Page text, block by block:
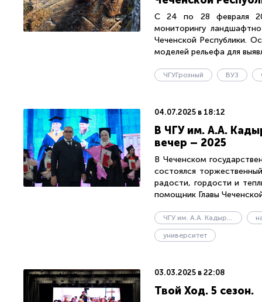
С 24 по 28 февраля
мониторингу
Чеченской Республики.
моделей рельефа для
ЧГУГрозный ВУЗ
04.07.2025 в 18:12
В ЧГУ им. А.А.
вечер – 2025
В Чеченском
состоялся
радости, гордости и
помощник Главы
ЧГУ им. А.А. Кадырова
университет
03.03.2025 в 22:08
Твой Ход. 5 сезон.